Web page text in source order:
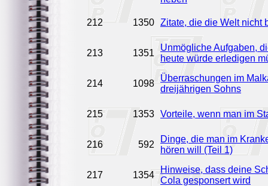
212 1350 Zitate, die die Welt nicht
213 1351
Unmögliche Aufgaben,
heute würde erledigen
214 1098
Überraschungen im
dreijährigen Sohns
215 1353 Vorteile, wenn man im
216 592
Dinge, die man im
hören will (Teil 1)
217 1354
Hinweise, dass deine
Cola gesponsert wird